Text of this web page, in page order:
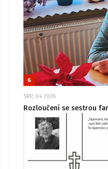
6
SRP, 04 2026
Rozloučení se sestrou